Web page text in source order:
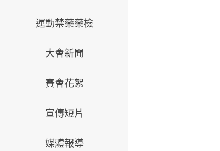
運動禁藥藥檢
大會新聞
賽會花絮
宣傳短片
媒體報導